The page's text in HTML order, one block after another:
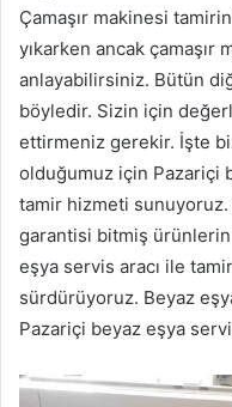
Çamaşır makinesi
yıkarken ancak çamaşır
anlayabilirsiniz. Bütün
böyledir. Sizin için
ettirmeniz gerekir. İşte
olduğumuz için Pazariçi
tamir hizmeti sunuyoruz.
garantisi bitmiş
eşya servis aracı ile
sürdürüyoruz. Beyaz
Pazariçi beyaz eşya